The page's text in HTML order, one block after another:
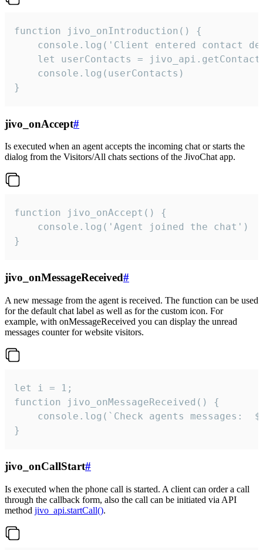
function jivo_onIntroduction() {
console.log('Client entered contact
let userContacts =
    console.log(userContacts)
}
jivo_onAccept#
Is executed when an agent accepts the incoming chat or starts the
dialog from the Visitors/All chats sections of the JivoChat app.
function jivo_onAccept() {
}
jivo_onMessageReceived#
A new message from the agent is received. The function can be used
for the default chat label as well as for the custom icon. For
example, with onMessageReceived you can display the unread
messages counter for website visitors.
let i = 1;
function jivo_onMessageReceived() {
}
jivo_onCallStart#
Is executed when the phone call is started. A client can order a call
through the callback form, also the call can be initiated via API
method jivo_api.startCall().